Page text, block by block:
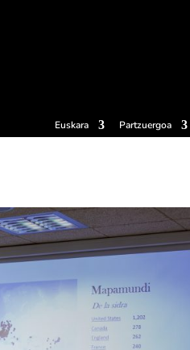
Euskara Partzuergoa